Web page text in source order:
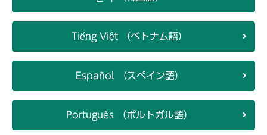
Tiếng Việt （ベトナム語）
Español （スペイン語）
Português （ポルトガル語）